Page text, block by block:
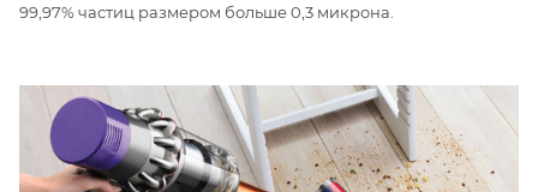
99,97% частиц размером больше 0,3 микрона.